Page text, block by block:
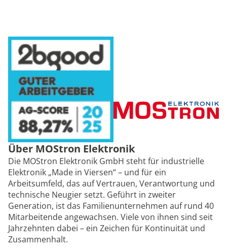
Über MOStron Elektronik
Die MOStron Elektronik GmbH steht für industrielle
Elektronik „Made in Viersen“ – und für ein
Arbeitsumfeld, das auf Vertrauen, Verantwortung und
technische Neugier setzt. Geführt in zweiter
Generation, ist das Familienunternehmen auf rund 40
Mitarbeitende angewachsen. Viele von ihnen sind seit
Jahrzehnten dabei – ein Zeichen für Kontinuität und
Zusammenhalt.